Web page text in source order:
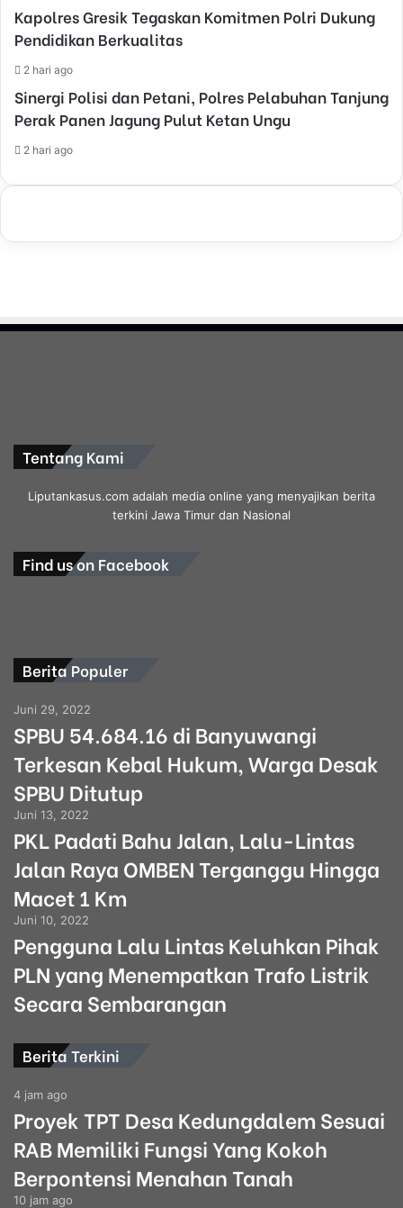
Kapolres Gresik Tegaskan Komitmen Polri Dukung
Pendidikan Berkualitas
2 hari ago
Sinergi Polisi dan Petani, Polres Pelabuhan Tanjung
Perak Panen Jagung Pulut Ketan Ungu
2 hari ago
Tentang Kami
Liputankasus.com adalah media online yang menyajikan berita
terkini Jawa Timur dan Nasional
Find us on Facebook
Berita Populer
Juni 29, 2022
SPBU 54.684.16 di Banyuwangi
Terkesan Kebal Hukum, Warga Desak
SPBU Ditutup
Juni 13, 2022
PKL Padati Bahu Jalan, Lalu-Lintas
Jalan Raya OMBEN Terganggu Hingga
Macet 1 Km
Juni 10, 2022
Pengguna Lalu Lintas Keluhkan Pihak
PLN yang Menempatkan Trafo Listrik
Secara Sembarangan
Berita Terkini
4 jam ago
Proyek TPT Desa Kedungdalem Sesuai
RAB Memiliki Fungsi Yang Kokoh
Berpontensi Menahan Tanah
10 jam ago